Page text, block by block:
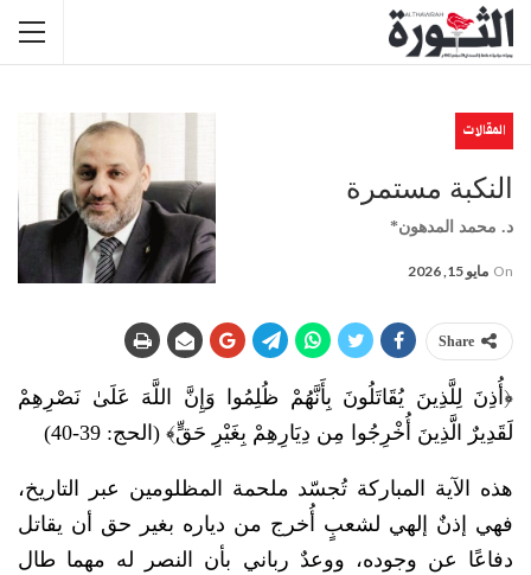
المقالات
النكبة مستمرة
د. محمد المدهون*
On مايو 15, 2026
Share
﴿أُذِنَ لِلَّذِينَ يُقَاتَلُونَ بِأَنَّهُمْ ظُلِمُوا وَإِنَّ اللَّهَ عَلَىٰ نَصْرِهِمْ
لَقَدِيرٌ الَّذِينَ أُخْرِجُوا مِن دِيَارِهِمْ بِغَيْرِ حَقٍّ﴾ (الحج: 39-40)
هذه الآية المباركة تُجسّد ملحمة المظلومين عبر التاريخ،
فهي إذنٌ إلهي لشعبٍ أُخرج من دياره بغير حق أن يقاتل
دفاعًا عن وجوده، ووعدٌ رباني بأن النصر له مهما طال